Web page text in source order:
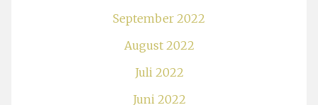
September 2022
August 2022
Juli 2022
Juni 2022